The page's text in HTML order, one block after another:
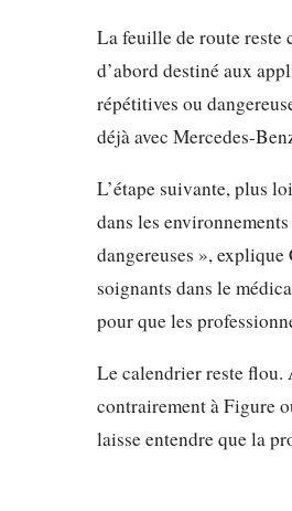
La feuille de route reste
d’abord destiné aux
répétitives ou
déjà avec Mercedes-
L’étape suivante, plus
dans les
dangereuses »,
soignants dans le
pour que les
Le calendrier reste flou.
contrairement à Figure
laisse entendre que la